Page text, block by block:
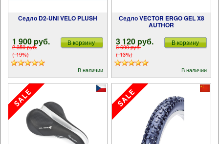
Седло D2-UNI VELO PLUSH
1 900 pуб.
2 350 pуб.
(-19%)
В корзину
В наличии
Седло VECTOR ERGO GEL X8
AUTHOR
3 120 pуб.
3 600 pуб.
(-13%)
В корзину
В наличии